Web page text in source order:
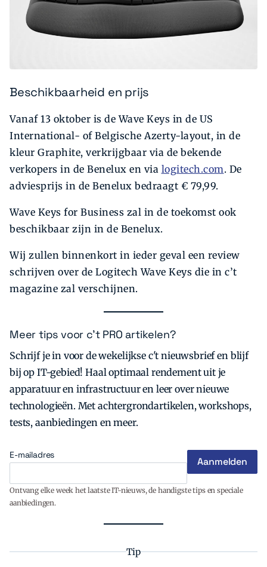
Beschikbaarheid en prijs
Vanaf 13 oktober is de Wave Keys in de US
International- of Belgische Azerty-layout, in de
kleur Graphite, verkrijgbaar via de bekende
verkopers in de Benelux en via logitech.com. De
adviesprijs in de Benelux bedraagt € 79,99.
Wave Keys for Business zal in de toekomst ook
beschikbaar zijn in de Benelux.
Wij zullen binnenkort in ieder geval een review
schrijven over de Logitech Wave Keys die in c’t
magazine zal verschijnen.
Meer tips voor c’t PRO artikelen?
Schrijf je in voor de wekelijkse c't nieuwsbrief en blijf
bij op IT-gebied! Haal optimaal rendement uit je
apparatuur en infrastructuur en leer over nieuwe
technologieën. Met achtergrondartikelen, workshops,
tests, aanbiedingen en meer.
E-mailadres
Ontvang elke week het laatste IT-nieuws, de handigste tips en speciale
aanbiedingen.
Tip